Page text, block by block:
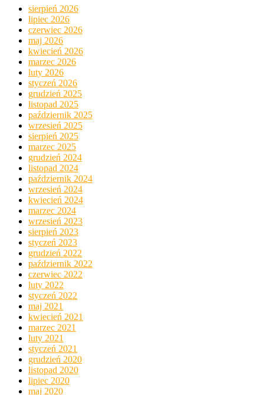
sierpień 2026
lipiec 2026
czerwiec 2026
maj 2026
kwiecień 2026
marzec 2026
luty 2026
styczeń 2026
grudzień 2025
listopad 2025
październik 2025
wrzesień 2025
sierpień 2025
marzec 2025
grudzień 2024
listopad 2024
październik 2024
wrzesień 2024
kwiecień 2024
marzec 2024
wrzesień 2023
sierpień 2023
styczeń 2023
grudzień 2022
październik 2022
czerwiec 2022
luty 2022
styczeń 2022
maj 2021
kwiecień 2021
marzec 2021
luty 2021
styczeń 2021
grudzień 2020
listopad 2020
lipiec 2020
maj 2020